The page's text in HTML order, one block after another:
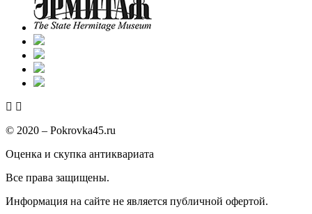
© 2020 – Pokrovka45.ru
Оценка и скупка антиквариата
Все права защищены.
Информация на сайте не является публичной офертой.